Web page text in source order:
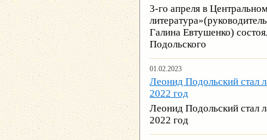
3-го апреля в
Галина Евтушенко)
Подольского
01.02.2023
Леонид Подольский стал
2022 год
Леонид Подольский стал
2022 год